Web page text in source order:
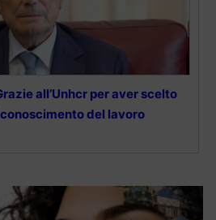
all’Unhcr per aver scelto
del lavoro